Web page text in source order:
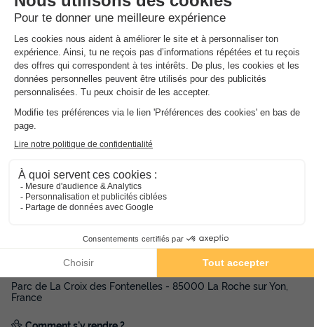
piscine, une aire de jeux, un terrain de pétanque, un bac à
sable, une écurie et des enclos à chevaux.
Vous pourrez louer un vélo sur place, mais aussi faire votre
lessive (laverie payante).
Parc de La Croix des Fontenelles - 85000 La Roche sur Yon,
France